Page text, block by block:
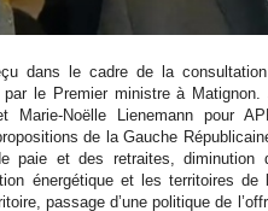
dans le cadre de la
le Premier ministre à
Marie-Noëlle Lienemann pour
de la Gauche
paie et des retraites, diminution
énergétique et les territoires
passage d’une politique de